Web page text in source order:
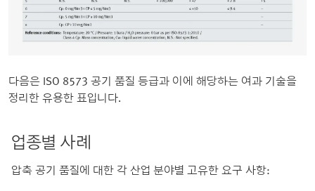
다음은 ISO 8573 공기 품질 등급과 이에 해당하는 여과 기술을
정리한 유용한 표입니다.
업종별 사례
압축 공기 품질에 대한 각 산업 분야별 고유한 요구 사항: